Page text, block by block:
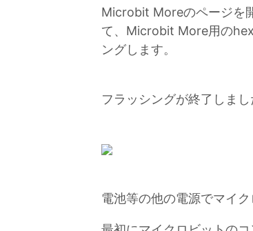
Microbit Moreのページを
て、Microbit More用の
ングします。
フラッシングが終了しま
電池等の他の電源でマイク